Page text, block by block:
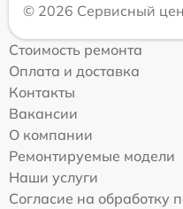
© 2026 Сервисный
Стоимость ремонта
Оплата и доставка
Контакты
Вакансии
О компании
Ремонтируемые модели
Наши услуги
Согласие на обработку